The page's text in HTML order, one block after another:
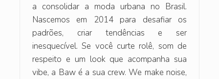
a consolidar a moda urbana no Brasil.
Nascemos em 2014 para desafiar os
padrões, criar tendências e ser
inesquecível. Se você curte rolê, som de
respeito e um look que acompanha sua
vibe, a Baw é a sua crew. We make noise,